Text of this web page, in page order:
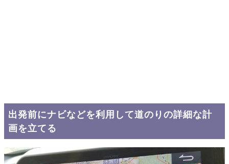
出発前にナビなどを利用して道のりの詳細な計
画を立てる